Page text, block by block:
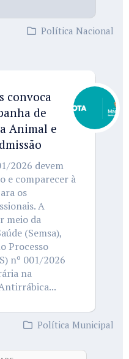
Política Nacional
convoca
de
Animal e
2026 devem
e comparecer à
os
A
meio da
(Semsa),
Processo
nº 001/2026
na
Política Municipal